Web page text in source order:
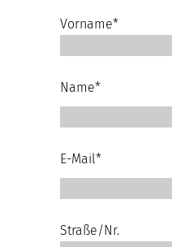
Vorname*
Name*
E-Mail*
Straße/Nr.